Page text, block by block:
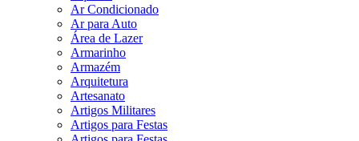
Ar Condicionado
Ar para Auto
Área de Lazer
Armarinho
Armazém
Arquitetura
Artesanato
Artigos Militares
Artigos para Festas